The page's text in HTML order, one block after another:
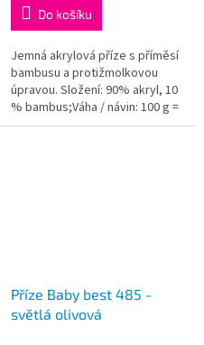
Do košíku
Jemná akrylová příze s příměsí
bambusu a protižmolkovou
úpravou. Složení: 90% akryl, 10
% bambus;Váha / návin: 100 g =
240 m;Doporučená velikost
Příze Baby best 485 -
světlá olivová